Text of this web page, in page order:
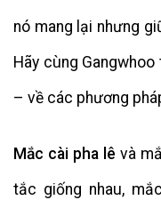
nó mang lại nhưng
Hãy cùng
– về các phương
Mắc cài pha lê và
tắc giống nhau,